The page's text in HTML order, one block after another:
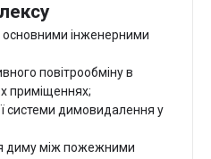
основними інженерними
повітрообміну в
приміщеннях;
системи димовидалення у
диму між пожежними